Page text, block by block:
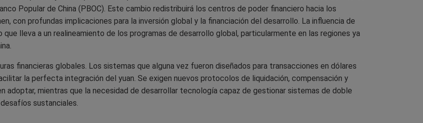
Popular de China (PBOC). Este cambio redistribuirá los centros de poder financiero hacia los
con profundas implicaciones para la inversión global y la financiación del desarrollo. La influencia de
lleva a un realineamiento de los programas de desarrollo global, particularmente en las regiones ya
financieras globales. Los sistemas que alguna vez fueron diseñados para transacciones en dólares
la perfecta integración del yuan. Se exigen nuevos protocolos de liquidación, compensación y
adoptar, mientras que la necesidad de desarrollar tecnología capaz de gestionar sistemas de doble
sustanciales.